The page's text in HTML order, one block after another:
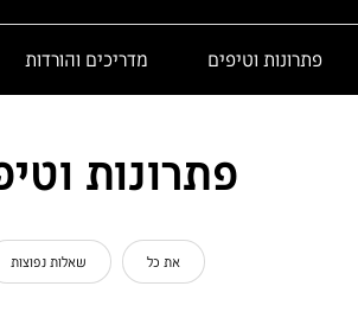
פתרונות וטיפים מדריכים והורדות
פתרונות
את כל שאלות נפוצות